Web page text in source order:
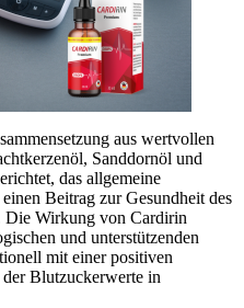
aus wertvollen
Sanddornöl und
das allgemeine
Beitrag zur Gesundheit des
Die Wirkung von Cardirin
und unterstützenden
mit einer positiven
Blutzuckerwerte in